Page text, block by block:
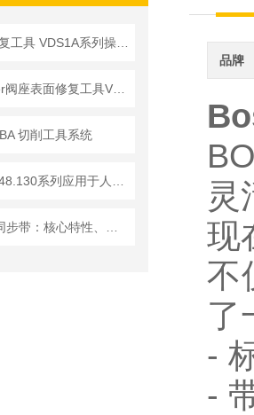
切削工具系统
品牌
灵
现
不
了
-
-